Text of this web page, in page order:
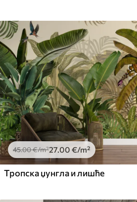
45.00€/m²27.00 €/m²
Тропска џунгла и лишће